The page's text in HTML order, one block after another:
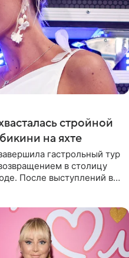
стройной
на яхте
гастрольный тур
в столицу
После выступлений в